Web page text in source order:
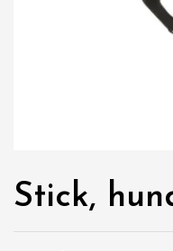
Stick,